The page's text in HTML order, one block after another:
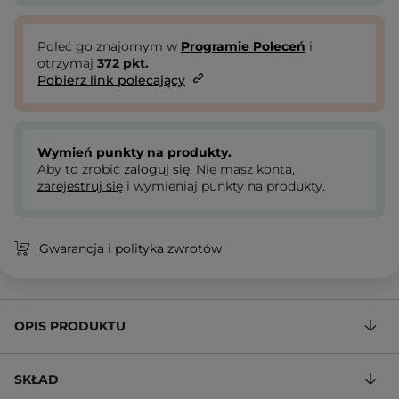
Poleć go znajomym w Programie Poleceń i
otrzymaj 372 pkt.
Pobierz link polecający
Wymień punkty na produkty.
Aby to zrobić zaloguj się. Nie masz konta,
zarejestruj się i wymieniaj punkty na produkty.
Gwarancja i polityka zwrotów
OPIS PRODUKTU
SKŁAD